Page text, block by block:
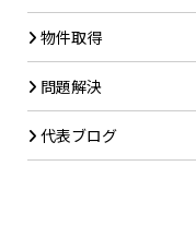
物件取得
問題解決
代表ブログ